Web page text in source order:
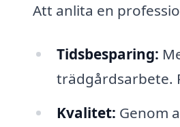
Att anlita en
Tidsbesparing:
trädgårdsarbete.
Kvalitet: Genom